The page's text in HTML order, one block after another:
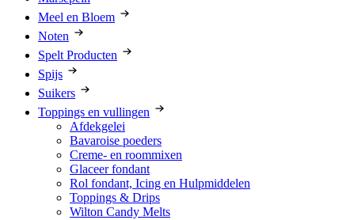
Meel en Bloem
Noten
Spelt Producten
Spijs
Suikers
Toppings en vullingen
Afdekgelei
Bavaroise poeders
Creme- en roommixen
Glaceer fondant
Rol fondant, Icing en Hulpmiddelen
Toppings & Drips
Wilton Candy Melts